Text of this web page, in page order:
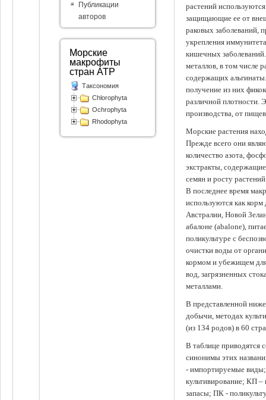
растений
защищающие ее от
раковых заболеваний,
укрепления
кишечных
металлов, в том числе
содержащих
получение из них
различной плотности.
производства, от
Морские растения
Прежде всего они
количество азота,
экстракты,
семян и росту
В последнее время
используются как
Австралии, Новой
абалоне (abalone),
поликультуре с
очистки воды от
кормом и убежищем
вод, загрязненных
металлами.
В представленной
добычи, методах
(из 134 родов) в 60
В таблице приводятся
синонимы этих
- импортируемые
культивирование; КП
запасы; ПК -
Публикации
авторов
Морские
макрофиты
стран АТР
Таксономия
Chlorophyta
Ochrophyta
Rhodophyta